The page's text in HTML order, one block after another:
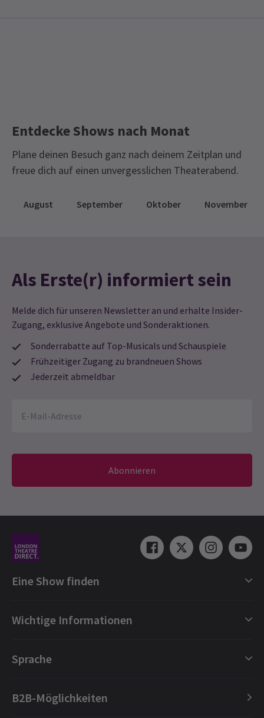
Entdecke Shows nach Monat
Plane deinen Besuch ganz nach deinem Zeitplan und
freue dich auf einen unvergesslichen Theaterabend.
August September Oktober November
Als Erste(r) informiert sein
Melde dich für unseren Newsletter an und erhalte Insider-
Zugang, exklusive Angebote und Sonderaktionen.
Sonderrabatte auf Top-Musicals und Schauspiele
Frühzeitiger Zugang zu brandneuen Shows
Jederzeit abmeldbar
Abonnieren
Eine Show finden
London Musicals
London Tanz
London Konzerte
Wichtige Informationen
Buchungsschutz
Über uns
Sprache
B2B-Möglichkeiten